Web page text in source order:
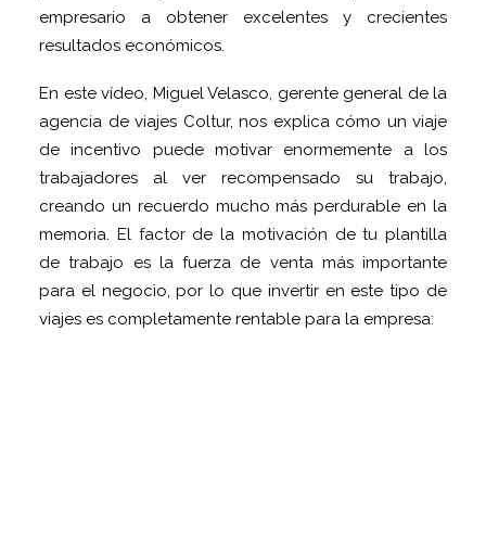
empresario a obtener excelentes y crecientes
resultados económicos.
En este vídeo, Miguel Velasco, gerente general de la
agencia de viajes Coltur, nos explica cómo un viaje
de incentivo puede motivar enormemente a los
trabajadores al ver recompensado su trabajo,
creando un recuerdo mucho más perdurable en la
memoria. El factor de la motivación de tu plantilla
de trabajo es la fuerza de venta más importante
para el negocio, por lo que invertir en este tipo de
viajes es completamente rentable para la empresa: